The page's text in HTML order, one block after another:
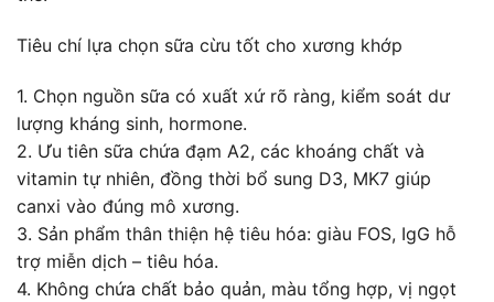
Tiêu chí lựa chọn sữa cừu tốt cho xương khớp
1. Chọn nguồn sữa có xuất xứ rõ ràng, kiểm soát dư
lượng kháng sinh, hormone.
2. Ưu tiên sữa chứa đạm A2, các khoáng chất và
vitamin tự nhiên, đồng thời bổ sung D3, MK7 giúp
canxi vào đúng mô xương.
3. Sản phẩm thân thiện hệ tiêu hóa: giàu FOS, IgG hỗ
trợ miễn dịch – tiêu hóa.
4. Không chứa chất bảo quản, màu tổng hợp, vị ngọt